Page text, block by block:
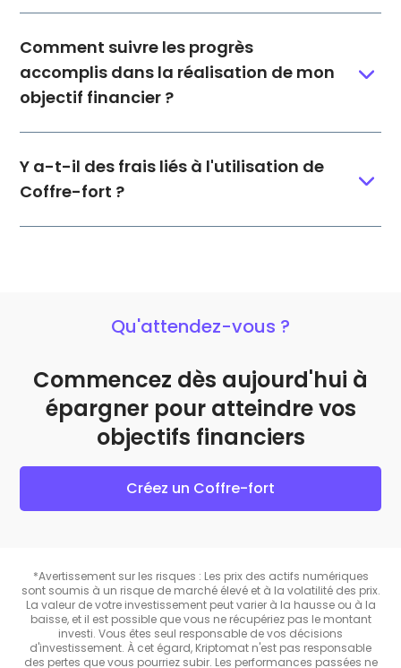
Comment suivre les progrès
accomplis dans la réalisation de mon
objectif financier ?
Y a-t-il des frais liés à l'utilisation de
Coffre-fort ?
Qu'attendez-vous ?
Commencez dès aujourd'hui à
épargner pour atteindre vos
objectifs financiers
Créez un Coffre-fort
*Avertissement sur les risques : Les prix des actifs numériques
sont soumis à un risque de marché élevé et à la volatilité des prix.
La valeur de votre investissement peut varier à la hausse ou à la
baisse, et il est possible que vous ne récupériez pas le montant
investi. Vous êtes seul responsable de vos décisions
d'investissement. À cet égard, Kriptomat n'est pas responsable
des pertes que vous pourriez subir. Les performances passées ne